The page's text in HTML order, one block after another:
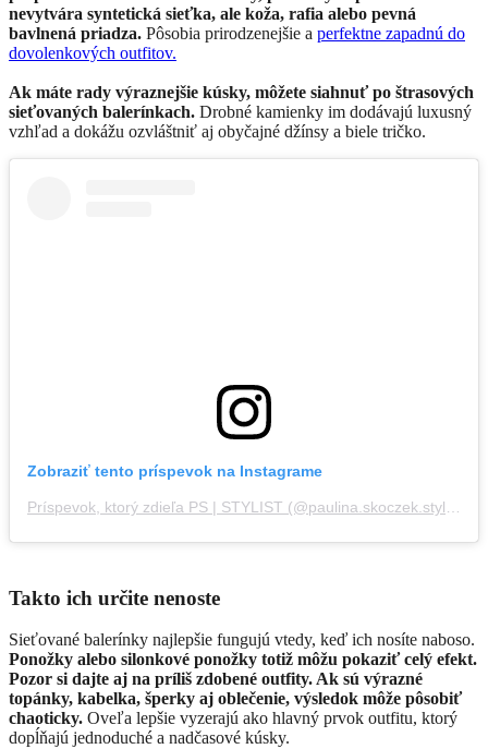
nevytvára syntetická sieťka, ale koža, rafia alebo pevná
bavlnená priadza. Pôsobia prirodzenejšie a perfektne zapadnú do
dovolenkových outfitov.
Ak máte rady výraznejšie kúsky, môžete siahnuť po štrasových
sieťovaných balerínkach. Drobné kamienky im dodávajú luxusný
vzhľad a dokážu ozvláštniť aj obyčajné džínsy a biele tričko.
Zobraziť tento príspevok na Instagrame
Takto ich určite nenoste
Sieťované balerínky najlepšie fungujú vtedy, keď ich nosíte naboso.
Ponožky alebo silonkové ponožky totiž môžu pokaziť celý efekt.
Pozor si dajte aj na príliš zdobené outfity. Ak sú výrazné
topánky, kabelka, šperky aj oblečenie, výsledok môže pôsobiť
chaoticky. Oveľa lepšie vyzerajú ako hlavný prvok outfitu, ktorý
dopĺňajú jednoduché a nadčasové kúsky.